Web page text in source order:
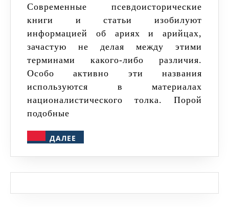
огромное
различие
похожих
слов
Современные псевдоисторические
книги и статьи изобилуют
информацией об ариях и арийцах,
зачастую не делая между этими
терминами какого-либо различия.
Особо активно эти названия
используются в материалах
националистического толка. Порой
подобные
ДАЛЕЕ